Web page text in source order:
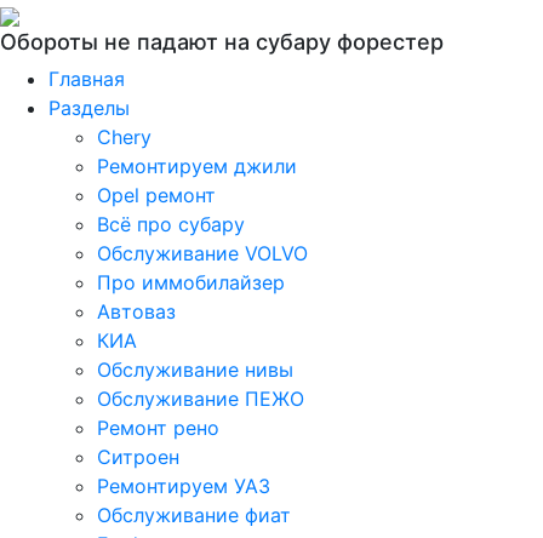
Обороты не падают на субару форестер
Главная
Разделы
Chery
Ремонтируем джили
Opel ремонт
Всё про субару
Обслуживание VOLVO
Про иммобилайзер
Автоваз
КИА
Обслуживание нивы
Обслуживание ПЕЖО
Ремонт рено
Ситроен
Ремонтируем УАЗ
Обслуживание фиат